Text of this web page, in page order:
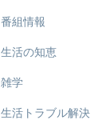
番組情報
生活の知恵
雑学
生活トラブル解決